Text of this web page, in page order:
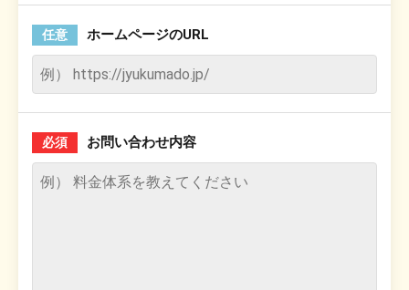
任意 ホームページのURL
必須 お問い合わせ内容